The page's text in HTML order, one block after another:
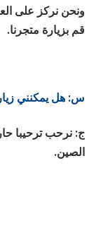
ونحن نركز على
قم بزيارة متجرنا.
س: هل يمكنني
الصين.